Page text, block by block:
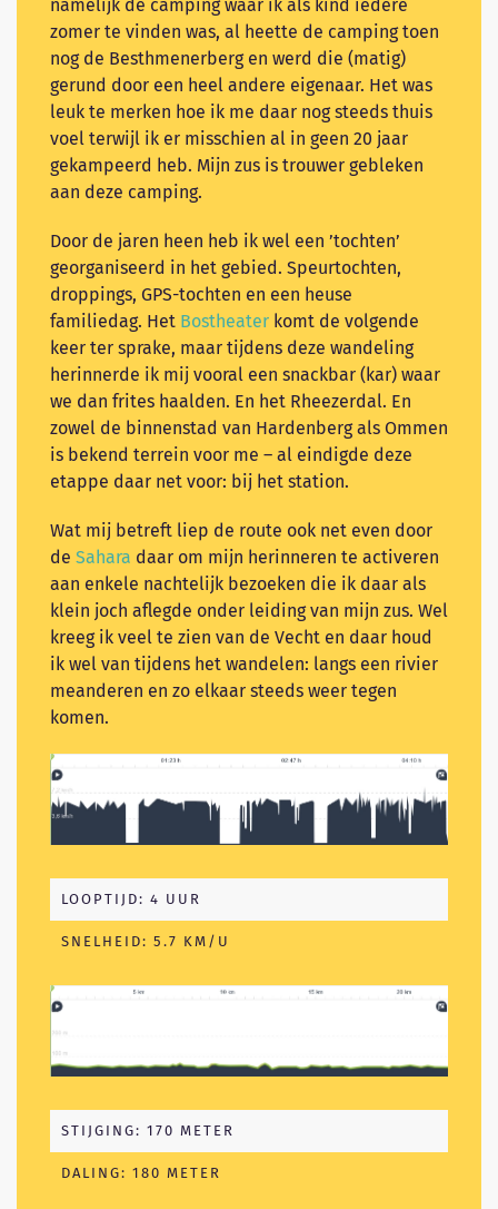
namelijk de camping waar ik als kind iedere
zomer te vinden was, al heette de camping toen
nog de Besthmenerberg en werd die (matig)
gerund door een heel andere eigenaar. Het was
leuk te merken hoe ik me daar nog steeds thuis
voel terwijl ik er misschien al in geen 20 jaar
gekampeerd heb. Mijn zus is trouwer gebleken
aan deze camping.
Door de jaren heen heb ik wel een ’tochten’
georganiseerd in het gebied. Speurtochten,
droppings, GPS-tochten en een heuse
familiedag. Het Bostheater komt de volgende
keer ter sprake, maar tijdens deze wandeling
herinnerde ik mij vooral een snackbar (kar) waar
we dan frites haalden. En het Rheezerdal. En
zowel de binnenstad van Hardenberg als Ommen
is bekend terrein voor me – al eindigde deze
etappe daar net voor: bij het station.
Wat mij betreft liep de route ook net even door
de Sahara daar om mijn herinneren te activeren
aan enkele nachtelijk bezoeken die ik daar als
klein joch aflegde onder leiding van mijn zus. Wel
kreeg ik veel te zien van de Vecht en daar houd
ik wel van tijdens het wandelen: langs een rivier
meanderen en zo elkaar steeds weer tegen
komen.
LOOPTIJD: 4 UUR
SNELHEID: 5.7 KM/U
STIJGING: 170 METER
DALING: 180 METER